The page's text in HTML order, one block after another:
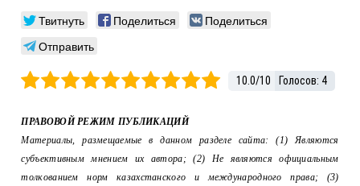
Твитнуть Поделиться
Поделиться
Отправить
10.0/10 Голосов: 4
ПРАВОВОЙ РЕЖИМ ПУБЛИКАЦИЙ
Материалы, размещаемые в данном разделе сайта: (1) Являются
субъективным мнением их автора; (2) Не являются официальным
толкованием норм казахстанского и международного права; (3)